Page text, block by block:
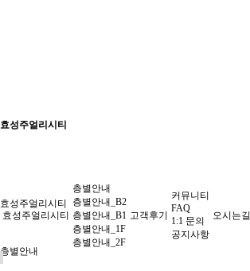
효성주얼리시티
효성주얼리시티
층별안내
효성주얼리시티
층별안내
층별안내_B2
층별안내_B1
층별안내_1F
층별안내_2F
고객후기
커뮤니티
FAQ
1:1 문의
공지사항
오시는길